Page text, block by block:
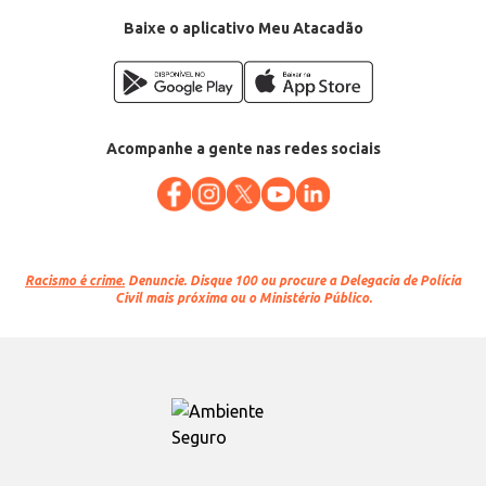
Baixe o aplicativo Meu Atacadão
Acompanhe a gente nas redes sociais
Racismo é crime. Denuncie. Disque 100 ou procure a Delegacia de Polícia
Civil mais próxima ou o Ministério Público.